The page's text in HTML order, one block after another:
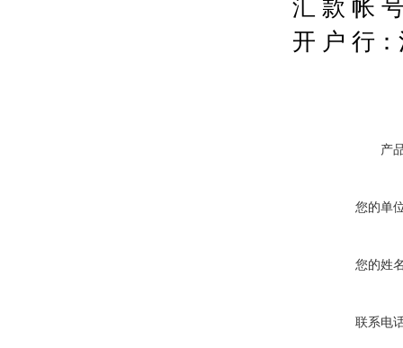
汇 款 帐
开 户 行
产
您的单
您的姓
联系电